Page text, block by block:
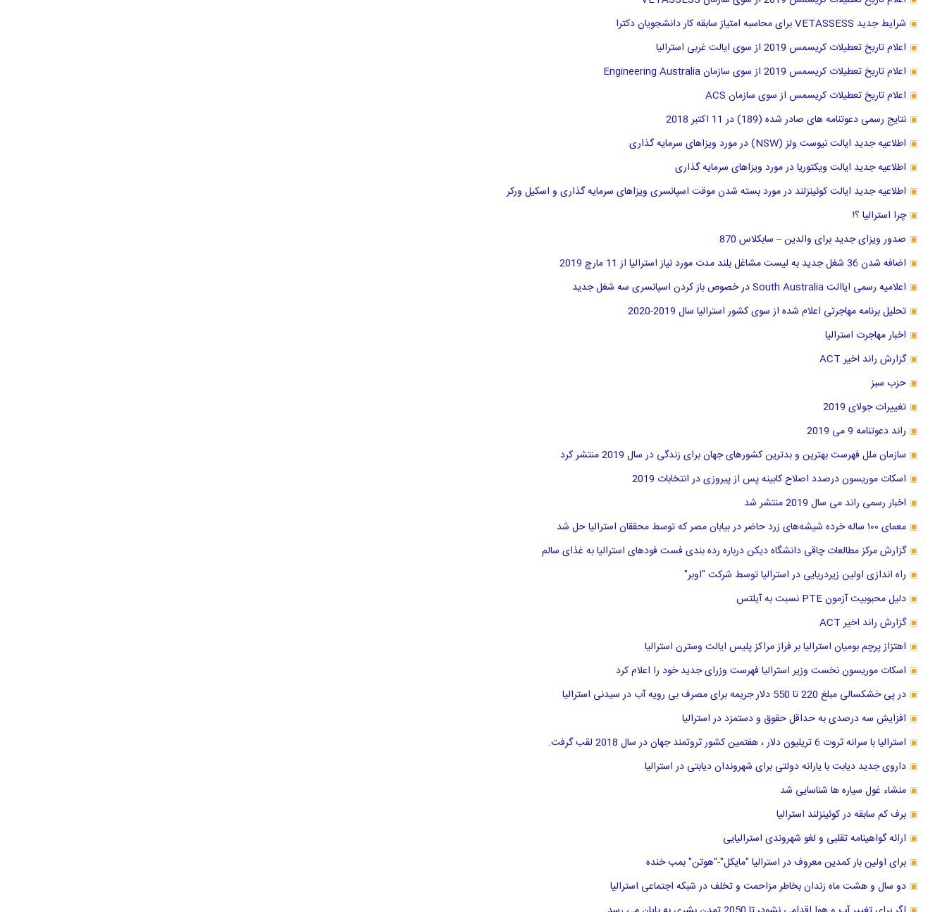
شرایط جدید VETASSESS برای محاسبه امتیاز سابقه کار دانشجویان دکترا
اعلام تاریخ تعطیلات کریسمس 2019 از سوی ایالت غربی استرالیا
اعلام تاریخ تعطیلات کریسمس 2019 از سوی سازمان Engineering Australia
اعلام تاریخ تعطیلات کریسمس از سوی سازمان ACS
نتایج رسمی دعوتنامه های صادر شده (189) در 11 اکتبر 2018
اطلاعیه جدید ایالت نیوست ولز (NSW) در مورد ویزاهای سرمایه گذاری
اطلاعیه جدید ایالت ویکتوریا در مورد ویزاهای سرمایه گذاری
اطلاعیه جدید ایالت کوئینزلند در مورد بسته شدن موقت اسپانسری ویزاهای سرمایه گذاری و اسکیل ورکر
چرا استرالیا ؟!
صدور ویزای جدید برای والدین – سابکلاس 870
اضافه شدن 36 شغل جدید به لیست مشاغل بلند مدت مورد نیاز استرالیا از 11 مارچ 2019
اعلامیه رسمی ایاالت South Australia در خصوص باز کردن اسپانسری سه شغل جدید
تحلیل برنامه مهاجرتی اعلام شده از سوی کشور استرالیا سال 2019-2020
اخبار مهاجرت استرالیا
گزارش راند اخیر ACT
حزب سبز
تغییرات جولای 2019
راند دعوتنامه 9 می 2019
سازمان ملل فهرست بهترین و بدترین کشور‌های جهان برای زندگی در سال 2019 منتشر کرد
اسکات موریسون درصدد اصلاح کابینه پس از پیروزی در انتخابات 2019
اخبار رسمی راند می سال 2019 منتشر شد
معمای ۱۰۰ ساله خرده شیشه‌های زرد حاضر در بیابان مصر که توسط محققان استرالیا حل شد
گزارش مرکز مطالعات چاقی دانشگاه دیکن درباره رده بندی فست فودهای استرالیا به غذای سالم
راه اندازی اولین زیردریایی در استرالیا توسط شرکت "اوبر"
دلیل محبوبیت آزمون PTE نسبت به آیلتس
گزارش راند اخیر ACT
اهتزاز پرچم بومیان استرالیا بر فراز مراکز پلیس ایالت وسترن استرالیا
اسکات موریسون نخست وزیر استرالیا فهرست وزرای جدید خود را اعلام کرد
در پی خشکسالی مبلغ 220 تا 550 دلار جریمه برای مصرف بی رویه آب در سیدنی استرالیا
افزایش سه درصدی به حداقل حقوق و دستمزد در استرالیا
استرالیا با سرانه ثروت 6 تریلیون دلار ، هفتمین کشور ثروتمند جهان در سال 2018 لقب گرفت.
داروی جدید دیابت با یارانه دولتی برای شهروندان دیابتی در استرالیا
منشاء غول سیاره ها شناسایی شد
برف کم سابقه در کوئینزلند استرالیا
ارائه گواهینامه تقلبی و لغو شهروندی استرالیایی
برای اولین بار کمدین معروف در استرالیا "مایکل"-"هوتن" بمب خنده
دو سال و هشت ماه زندان بخاطر مزاحمت و تخلف در شبکه اجتماعی استرالیا